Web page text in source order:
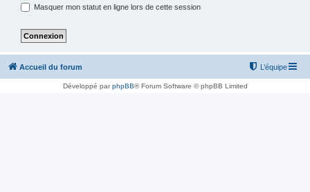
Masquer mon statut en ligne lors de cette session
Accueil du forum L’équipe
Développé parphpBB® Forum Software © phpBB Limited